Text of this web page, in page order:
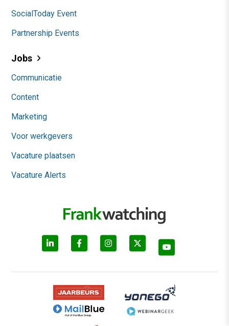
SocialToday Event
Partnership Events
Jobs
Communicatie
Content
Marketing
Voor werkgevers
Vacature plaatsen
Vacature Alerts